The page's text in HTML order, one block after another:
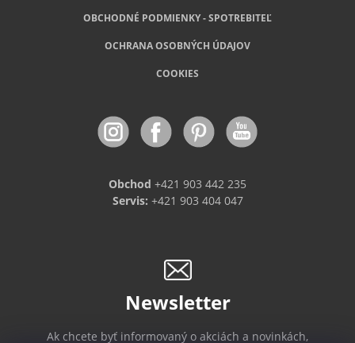
OBCHODNÉ PODMIENKY - SPOTREBITEĽ
OCHRANA OSOBNÝCH ÚDAJOV
COOKIES
Obchod +421 903 442 235
Servis: +421 903 404 047
Newsletter
Ak chcete byť informovaný o akciách a novinkách,